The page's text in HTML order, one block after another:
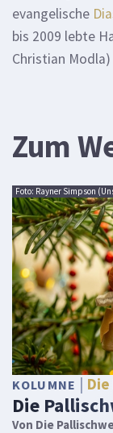
evangelische
bis 2009 lebte
Christian Modla)
Zum
Foto: Rayner Simpson
KOLUMNE
Die
Von Die